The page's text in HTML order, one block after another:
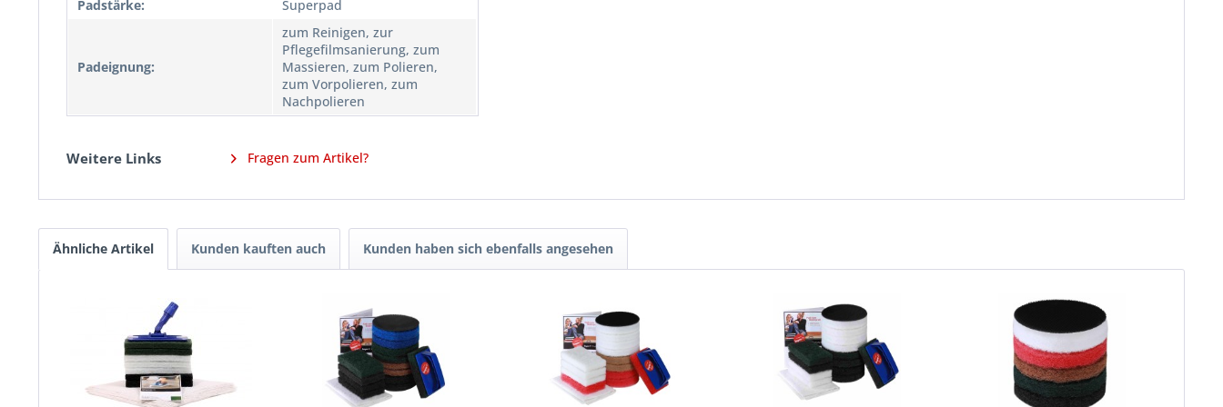
Padstärke:
Superpad
Padeignung:
zum Reinigen, zur
Pflegefilmsanierung, zum
Massieren, zum Polieren,
zum Vorpolieren, zum
Nachpolieren
Weitere Links Fragen zum Artikel?
Ähnliche Artikel Kunden kauften auch Kunden haben sich ebenfalls angesehen